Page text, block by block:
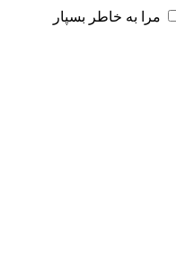
مرا به خاطر بسپار